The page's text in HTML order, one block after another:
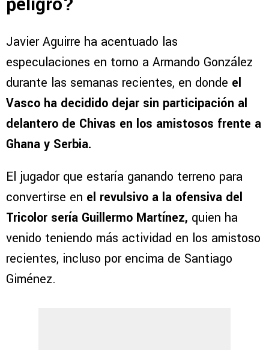
Javier Aguirre ha acentuado las
especulaciones en torno a Armando González
durante las semanas recientes, en donde el
Vasco ha decidido dejar sin participación al
delantero de Chivas en los amistosos frente a
Ghana y Serbia.
El jugador que estaría ganando terreno para
convertirse en el revulsivo a la ofensiva del
Tricolor sería Guillermo Martínez, quien ha
venido teniendo más actividad en los amistoso
recientes, incluso por encima de Santiago
Giménez.